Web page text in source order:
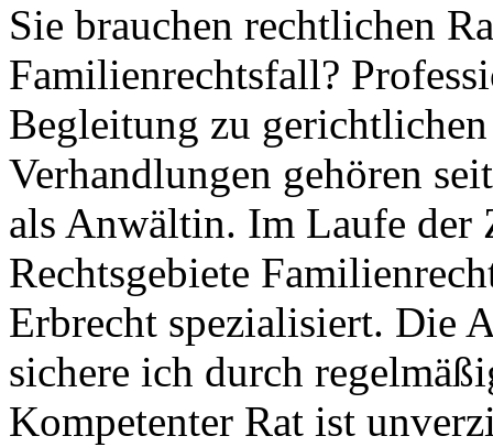
Sie brauchen rechtlichen
Familienrechtsfall?
Begleitung zu
Verhandlungen gehören
als Anwältin. Im Laufe der
Rechtsgebiete
Erbrecht spezialisiert. Die
sichere ich durch
Kompetenter Rat ist